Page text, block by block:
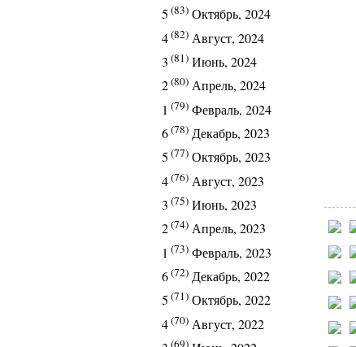
5 (83) Октябрь, 2024
4(82) Август, 2024
3 (81) Июнь, 2024
2(80) Апрель, 2024
1 (79) Февраль, 2024
6(78) Декабрь, 2023
5 (77) Октябрь, 2023
4(76) Август, 2023
3 (75) Июнь, 2023
2(74) Апрель, 2023
1 (73) Февраль, 2023
6(72) Декабрь, 2022
5 (71) Октябрь, 2022
4(70) Август, 2022
(69)